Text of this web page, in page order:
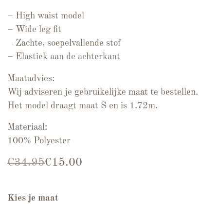
– High waist model
– Wide leg fit
– Zachte, soepelvallende stof
– Elastiek aan de achterkant
Maatadvies:
Wij adviseren je gebruikelijke maat te bestellen.
Het model draagt maat S en is 1.72m.
Materiaal:
100% Polyester
€34.95
Oorspronkelijke prijs was: €34.95.
€15.00
Huidige prijs is: €15.00.
Kies je maat